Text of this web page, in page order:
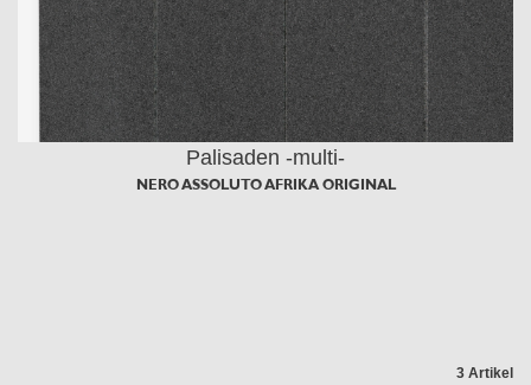
Palisaden -multi-
NERO ASSOLUTO AFRIKA ORIGINAL
3 Artikel